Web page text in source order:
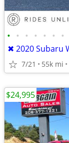
• • • • • • •
7/21 55k mi
$24,995